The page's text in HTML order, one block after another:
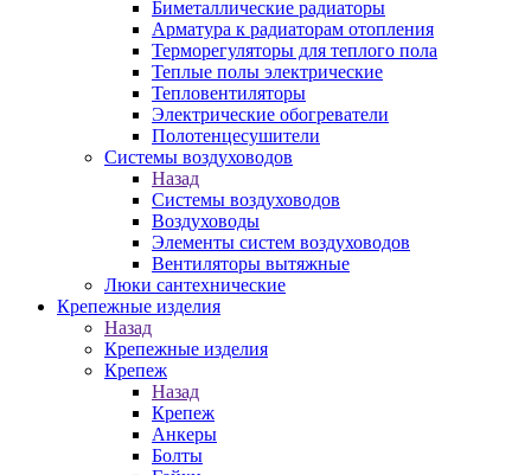
Биметаллические радиаторы
Арматура к радиаторам отопления
Терморегуляторы для теплого пола
Теплые полы электрические
Тепловентиляторы
Электрические обогреватели
Полотенцесушители
Системы воздуховодов
Назад
Системы воздуховодов
Воздуховоды
Элементы систем воздуховодов
Вентиляторы вытяжные
Люки сантехнические
Крепежные изделия
Назад
Крепежные изделия
Крепеж
Назад
Крепеж
Анкеры
Болты